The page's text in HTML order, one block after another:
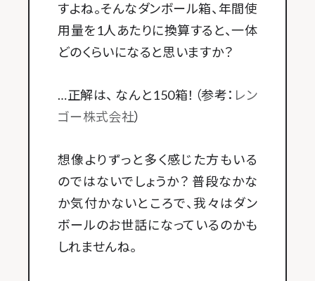
すよね。そんなダンボール箱、年間使
用量を1人あたりに換算すると、一体
どのくらいになると思いますか？
…正解は、 なんと150箱！（参考： レン
ゴー株式会社）
想像よりずっと多く感じた方もいる
のではないでしょうか？ 普段なかな
か気付かないところで、我々はダン
ボールのお世話になっているのかも
しれませんね。